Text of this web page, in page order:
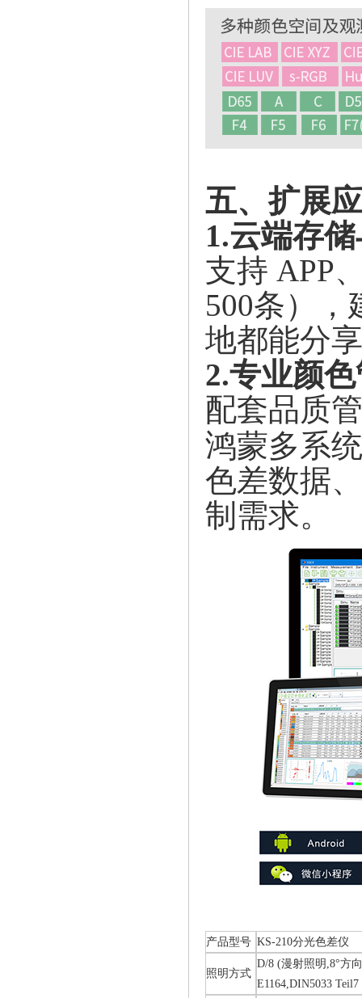
五、扩展
1.云端存
支持 APP
500条）
地都能分
2.专业颜
配套品质
鸿蒙多系
色差数据
制需求。
产品型号 KS-210分光色差仪
照明方式
D/8 (漫射照明,8°方
E1164,DIN5033 Teil7